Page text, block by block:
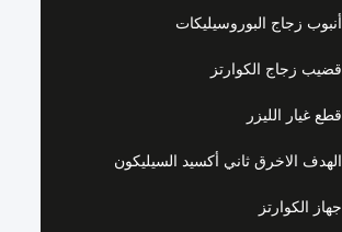
أنبوب زجاج البوروسيليكات
قضيب زجاج الكوارتز
قطع غيار الليزر
الهدف الاخرق ثاني أكسيد السيليكون
جهاز الكوارتز